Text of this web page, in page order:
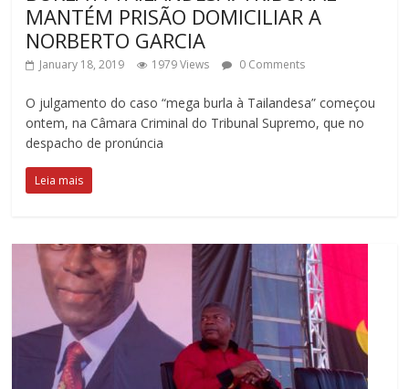
MANTÉM PRISÃO DOMICILIAR A
NORBERTO GARCIA
January 18, 2019 1979 Views 0 Comments
O julgamento do caso “mega burla à Tailandesa” começou
ontem, na Câmara Criminal do Tribunal Supremo, que no
despacho de pronúncia
Leia mais